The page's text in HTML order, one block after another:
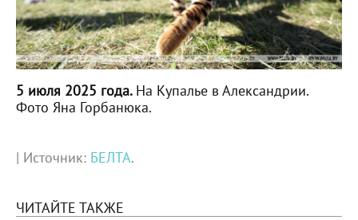
5 июля 2025 года. На Купалье в Александрии.
Фото Яна Горбанюка.
| Источник: БЕЛТА.
ЧИТАЙТЕ ТАКЖЕ